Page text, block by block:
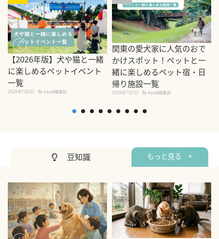
【2026年版】犬や猫と一緒
に楽しめるペットイベント
一覧
2026年7月5日 By equall編集部
関東の愛犬家に人気のおで
かけスポット！ペットと一
緒に楽しめるペット宿・日
帰り施設一覧
2026年7月7日 By equall編集部
豆知識 もっと見る +